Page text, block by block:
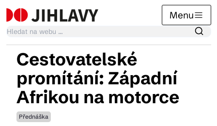
Menu
Kalendář akcí
Tradiční akce
Cestovatelské
promítání: Západní
Afrikou na motorce
Přednáška